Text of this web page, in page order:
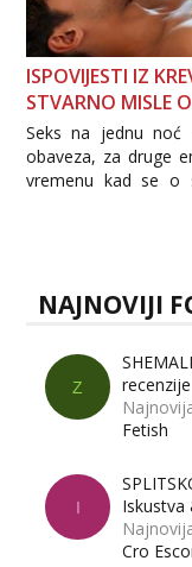
ISPOVIJESTI IZ
STVARNO MISLE
Seks na jednu noć
obaveza, za druge
vremenu kad se o
tema „jedne noći
NAJNOVIJI
Z
recenzije
Fetish
I
Iskustva
Cro